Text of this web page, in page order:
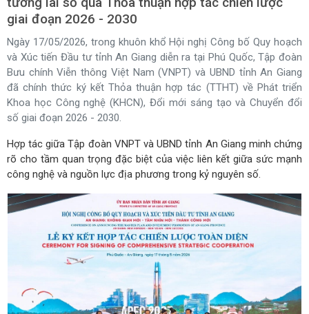
giai đoạn 2026 - 2030
Ngày 17/05/2026, trong khuôn khổ Hội nghị Công bố Quy hoạch
và Xúc tiến Đầu tư tỉnh An Giang diễn ra tại Phú Quốc, Tập đoàn
Bưu chính Viễn thông Việt Nam (VNPT) và UBND tỉnh An Giang
đã chính thức ký kết Thỏa thuận hợp tác (TTHT) về Phát triển
Khoa học Công nghệ (KHCN), Đổi mới sáng tạo và Chuyển đổi
số giai đoạn 2026 - 2030.
Hợp tác giữa Tập đoàn VNPT và UBND tỉnh An Giang minh chứng
rõ cho tầm quan trọng đặc biệt của việc liên kết giữa sức mạnh
công nghệ và nguồn lực địa phương trong kỷ nguyên số.